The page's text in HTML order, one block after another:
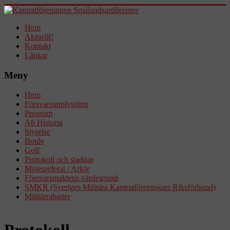
Hem
Aktuellt!
Kontakt
Länkar
Meny
Hem
Försvarsupplysning
Program
A6 Historia
Styrelse
Boule
Golf
Protokoll och stadgar
Mötesreferat / Arkiv
Försvarsmaktens värdegrund
SMKR (Sveriges Militära Kamratföreningars Riksförbund)
Militärrabatter